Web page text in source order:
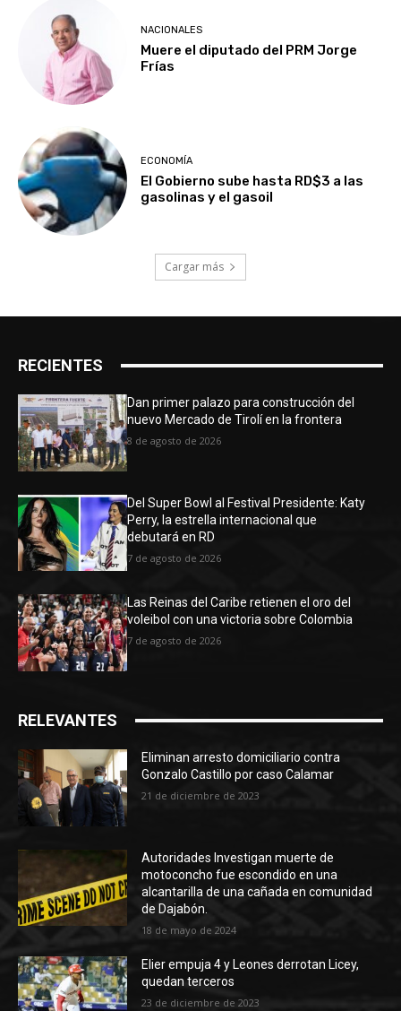
NACIONALES
Muere el diputado del PRM Jorge
Frías
ECONOMÍA
El Gobierno sube hasta RD$3 a las
gasolinas y el gasoil
Cargar más
RECIENTES
Dan primer palazo para construcción del
nuevo Mercado de Tirolí en la frontera
8 de agosto de 2026
Del Super Bowl al Festival Presidente: Katy
Perry, la estrella internacional que
debutará en RD
7 de agosto de 2026
Las Reinas del Caribe retienen el oro del
voleibol con una victoria sobre Colombia
7 de agosto de 2026
RELEVANTES
Eliminan arresto domiciliario contra
Gonzalo Castillo por caso Calamar
21 de diciembre de 2023
Autoridades Investigan muerte de
motoconcho fue escondido en una
alcantarilla de una cañada en comunidad
de Dajabón.
18 de mayo de 2024
Elier empuja 4 y Leones derrotan Licey,
quedan terceros
23 de diciembre de 2023